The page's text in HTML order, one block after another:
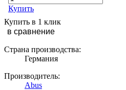
Купить
Купить в 1 клик
в сравнение
Страна производства:
Германия
Производитель:
Abus